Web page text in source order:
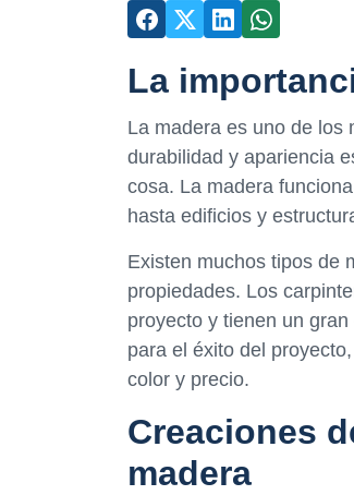
La
La madera es uno de los
durabilidad y apariencia
cosa. La madera
hasta edificios y
Existen muchos tipos de
propiedades. Los
proyecto y tienen un
para el éxito del
color y precio.
Creaciones
madera